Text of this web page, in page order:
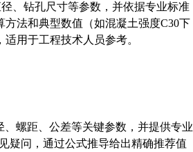
、钻孔尺寸等参数，并依据专业标准
方法和典型数值（如混凝土强度C30下
用于工程技术人员参考。
螺距、公差等关键参数，并提供专业
疑问，通过公式推导给出精确推荐值